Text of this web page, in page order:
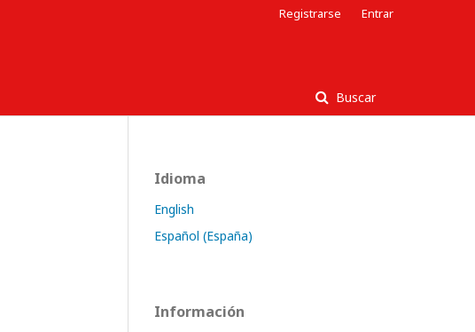
Buscar
Registrarse Entrar
Idioma
English
Español (España)
Información